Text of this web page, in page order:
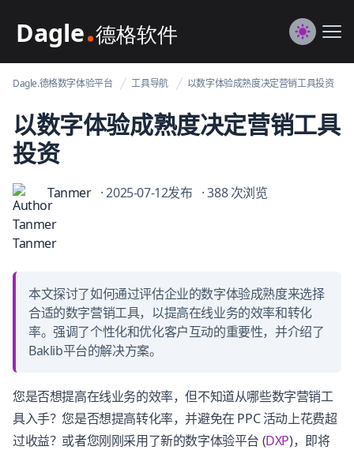
Dagle@数字体验管理
Switch
Dagle.德格数字体验平台 工具导航 以数字体验成熟度决定营销工具投资
以数字体验成熟度决定营销工具
投资
Tanmer · 2025-07-12发布 · 388 次浏览
本文探讨了如何通过评估企业的数字体验成熟度来选择
合适的数字营销工具，以提高在线业务的效率和转化
率。强调了个性化和优化客户互动的重要性，并介绍了
Baklib平台的解决方案。
您是否想提高在线业务的效率，但不知道从哪些数字营销工
具入手？您是否想提高转化率，并避免在 PPC 活动上花费超
过收益？或者您刚刚采用了新的数字体验平台 (DXP)，即将